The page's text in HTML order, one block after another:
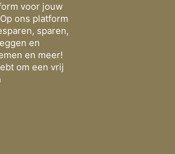
voor jouw
ons platform
sparen,
en
en meer!
om een vrij